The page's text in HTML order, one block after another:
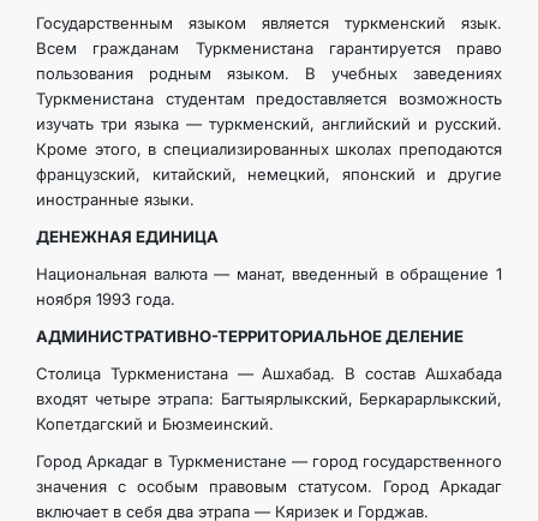
Государственным языком является туркменский язык.
Всем гражданам Туркменистана гарантируется право
пользования родным языком. В учебных заведениях
Туркменистана студентам предоставляется возможность
изучать три языка — туркменский, английский и русский.
Кроме этого, в специализированных школах преподаются
французский, китайский, немецкий, японский и другие
иностранные языки.
ДЕНЕЖНАЯ ЕДИНИЦА
Национальная валюта — манат, введенный в обращение 1
ноября 1993 года.
АДМИНИСТРАТИВНО-ТЕРРИТОРИАЛЬНОЕ ДЕЛЕНИЕ
Столица Туркменистана — Ашхабад. В состав Ашхабада
входят четыре этрапа: Багтыярлыкский, Беркарарлыкский,
Копетдагский и Бюзмеинский.
Город Аркадаг в Туркменистане — город государственного
значения с особым правовым статусом. Город Аркадаг
включает в себя два этрапа — Кяризек и Горджав.